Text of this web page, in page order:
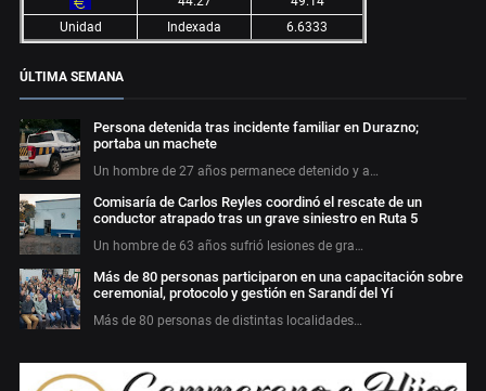
Unidad
Indexada 6.6333
ÚLTIMA SEMANA
Persona detenida tras incidente familiar en Durazno;
portaba un machete
Un hombre de 27 años permanece detenido y a…
Comisaría de Carlos Reyles coordinó el rescate de un
conductor atrapado tras un grave siniestro en Ruta 5
Un hombre de 63 años sufrió lesiones de gra…
Más de 80 personas participaron en una capacitación sobre
ceremonial, protocolo y gestión en Sarandí del Yí
Más de 80 personas de distintas localidades…